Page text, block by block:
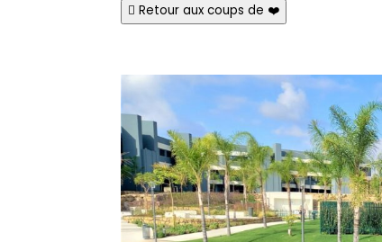
Retour aux coups de ❤️